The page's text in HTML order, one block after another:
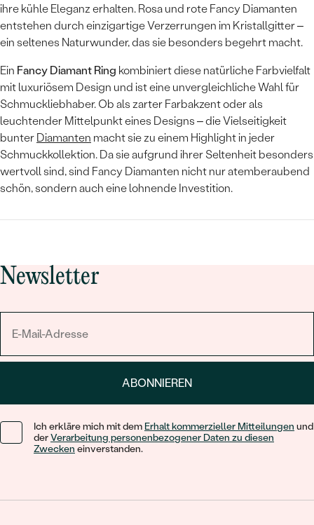
ihre kühle Eleganz erhalten. Rosa und rote Fancy Diamanten
entstehen durch einzigartige Verzerrungen im Kristallgitter –
ein seltenes Naturwunder, das sie besonders begehrt macht.
Ein Fancy Diamant Ring kombiniert diese natürliche Farbvielfalt
mit luxuriösem Design und ist eine unvergleichliche Wahl für
Schmuckliebhaber. Ob als zarter Farbakzent oder als
leuchtender Mittelpunkt eines Designs – die Vielseitigkeit
bunter Diamanten macht sie zu einem Highlight in jeder
Schmuckkollektion. Da sie aufgrund ihrer Seltenheit besonders
wertvoll sind, sind Fancy Diamanten nicht nur atemberaubend
schön, sondern auch eine lohnende Investition.
Newsletter
ABONNIEREN
Ich erkläre mich mit dem Erhalt kommerzieller Mitteilungen und
derVerarbeitung personenbezogener Daten zu diesen
Zwecken einverstanden.